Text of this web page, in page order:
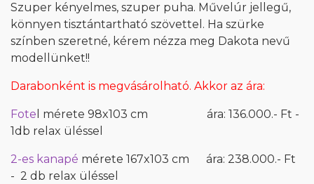
Szuper kényelmes, szuper puha. Művelúr jellegű,
könnyen tisztántartható szövettel. Ha szürke
színben szeretné, kérem nézza meg Dakota nevű
modellünket!!
Darabonként is megvásárolható. Akkor az ára:
Fote l mérete 98x103 cm ára: 136.000.- Ft -
1db relax üléssel
2-es kanapé mérete 167x103 cm ára: 238.000.- Ft
- 2 db relax üléssel